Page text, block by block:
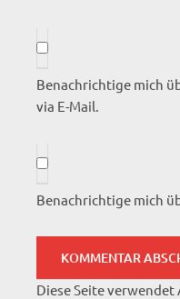
Benachrichtige mich
via E-Mail.
Benachrichtige mich
Diese Seite verwendet